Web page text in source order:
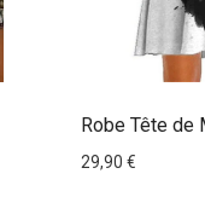
Robe Tête de
29,90 €